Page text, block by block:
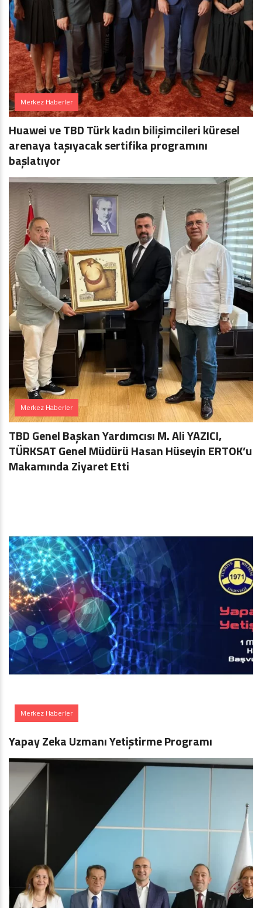
Merkez Haberler
Huawei ve TBD Türk kadın bilişimcileri küresel
arenaya taşıyacak sertifika programını
başlatıyor
Merkez Haberler
TBD Genel Başkan Yardımcısı M. Ali YAZICI,
TÜRKSAT Genel Müdürü Hasan Hüseyin ERTOK’u
Makamında Ziyaret Etti
Merkez Haberler
Yapay Zeka Uzmanı Yetiştirme Programı